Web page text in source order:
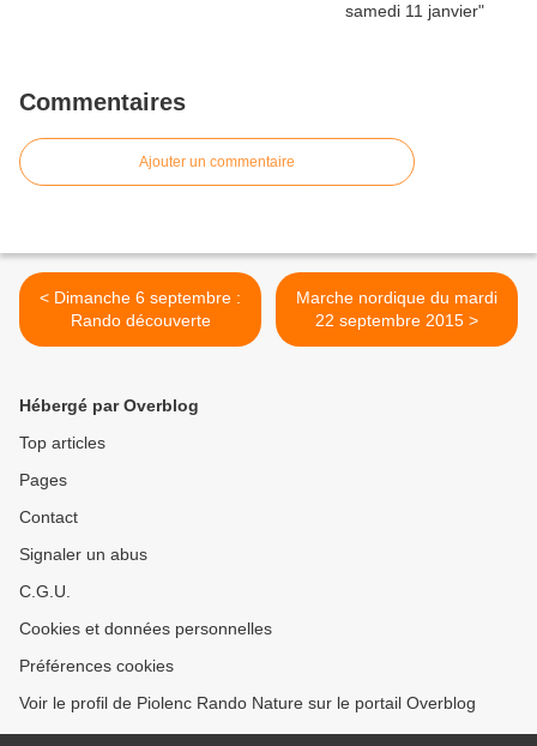
Commentaires
Ajouter un commentaire
< Dimanche 6 septembre :
Rando découverte
Marche nordique du mardi
22 septembre 2015 >
Hébergé par Overblog
Top articles
Pages
Contact
Signaler un abus
C.G.U.
Cookies et données personnelles
Préférences cookies
Voir le profil de Piolenc Rando Nature sur le portail Overblog